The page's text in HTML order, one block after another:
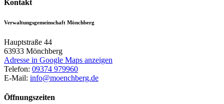
Kontakt
Verwaltungsgemeinschaft Mönchberg
Hauptstraße 44
63933 Mönchberg
Adresse in Google Maps anzeigen
Telefon: 09374 979960
E-Mail: info@moenchberg.de
Öffnungszeiten